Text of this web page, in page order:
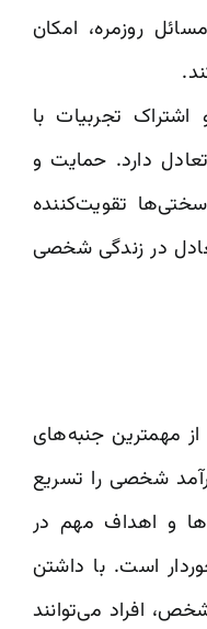
روزمره، امکان
اشتراک تجربیات با
دارد. حمایت و
سختی‌ها تقویت‌کننده
در زندگی شخصی
مهمترین جنبه‌های
شخصی را تسریع
و اهداف مهم در
است. با داشتن
افراد می‌توانند